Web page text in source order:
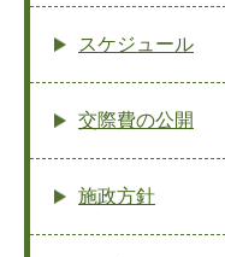
スケジュール
交際費の公開
施政方針